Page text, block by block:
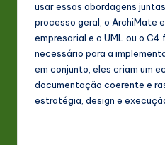
usar essas abordagens
processo geral, o ArchiMate
empresarial e o UML ou o
necessário para a
em conjunto, eles criam um
documentação coerente e
estratégia, design e